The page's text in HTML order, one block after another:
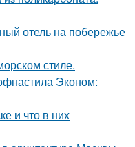
отель на побережье
стиле.
Эконом:
и что в них